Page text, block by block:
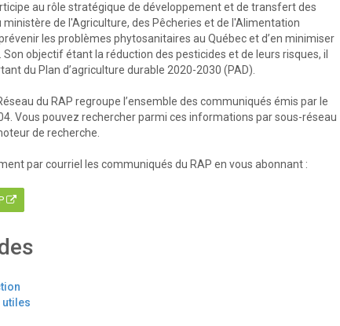
au rôle stratégique de développement et de transfert des
ministère de l'Agriculture, des Pêcheries et de l'Alimentation
les problèmes phytosanitaires au Québec et d’en minimiser
Son objectif étant la réduction des pesticides et de leurs risques, il
du Plan d’agriculture durable 2020-2030 (PAD).
du RAP regroupe l’ensemble des communiqués émis par le
Vous pouvez rechercher parmi ces informations par sous-réseau
de recherche.
par courriel les communiqués du RAP en vous abonnant :
utiles